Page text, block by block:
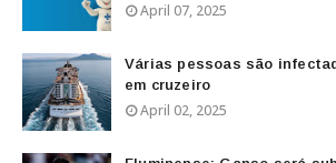
April 07, 2025
Várias pessoas são
em cruzeiro
April 02, 2025